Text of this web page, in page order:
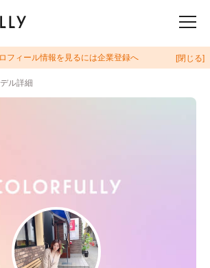
フィール情報を見るには企業登録へ [閉じる]
ル詳細